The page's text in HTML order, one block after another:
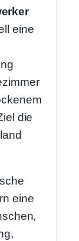
eine
die
eine